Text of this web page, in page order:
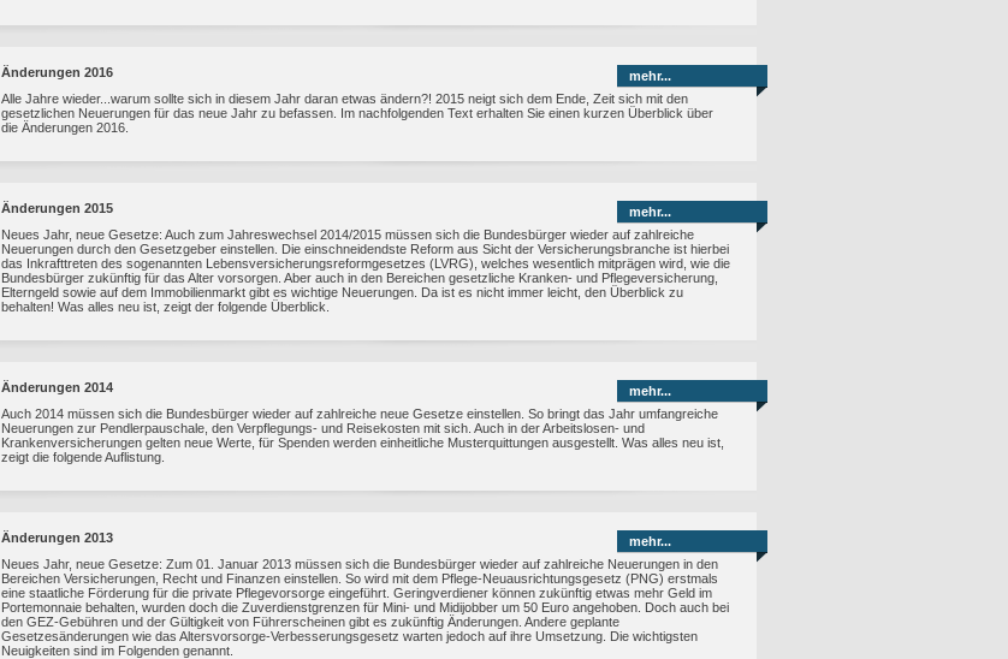
Änderungen 2016
Alle Jahre wieder...warum sollte sich in diesem Jahr daran etwas ändern?! 2015 neigt sich dem Ende, Zeit sich mit den
gesetzlichen Neuerungen für das neue Jahr zu befassen. Im nachfolgenden Text erhalten Sie einen kurzen Überblick über
die Änderungen 2016.
mehr...
Änderungen 2015
Neues Jahr, neue Gesetze: Auch zum Jahreswechsel 2014/2015 müssen sich die Bundesbürger wieder auf zahlreiche
Neuerungen durch den Gesetzgeber einstellen. Die einschneidendste Reform aus Sicht der Versicherungsbranche ist hierbei
das Inkrafttreten des sogenannten Lebensversicherungsreformgesetzes (LVRG), welches wesentlich mitprägen wird, wie die
Bundesbürger zukünftig für das Alter vorsorgen. Aber auch in den Bereichen gesetzliche Kranken- und Pflegeversicherung,
Elterngeld sowie auf dem Immobilienmarkt gibt es wichtige Neuerungen. Da ist es nicht immer leicht, den Überblick zu
behalten! Was alles neu ist, zeigt der folgende Überblick.
mehr...
Änderungen 2014
Auch 2014 müssen sich die Bundesbürger wieder auf zahlreiche neue Gesetze einstellen. So bringt das Jahr umfangreiche
Neuerungen zur Pendlerpauschale, den Verpflegungs- und Reisekosten mit sich. Auch in der Arbeitslosen- und
Krankenversicherungen gelten neue Werte, für Spenden werden einheitliche Musterquittungen ausgestellt. Was alles neu ist,
zeigt die folgende Auflistung.
mehr...
Änderungen 2013
Neues Jahr, neue Gesetze: Zum 01. Januar 2013 müssen sich die Bundesbürger wieder auf zahlreiche Neuerungen in den
Bereichen Versicherungen, Recht und Finanzen einstellen. So wird mit dem Pflege-Neuausrichtungsgesetz (PNG) erstmals
eine staatliche Förderung für die private Pflegevorsorge eingeführt. Geringverdiener können zukünftig etwas mehr Geld im
Portemonnaie behalten, wurden doch die Zuverdienstgrenzen für Mini- und Midijobber um 50 Euro angehoben. Doch auch bei
den GEZ-Gebühren und der Gültigkeit von Führerscheinen gibt es zukünftig Änderungen. Andere geplante
Gesetzesänderungen wie das Altersvorsorge-Verbesserungsgesetz warten jedoch auf ihre Umsetzung. Die wichtigsten
Neuigkeiten sind im Folgenden genannt.
mehr...